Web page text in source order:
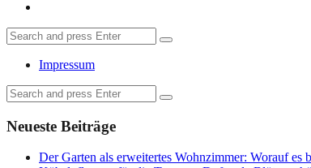
Search
for:
Search
Impressum
Search
for:
Search
Neueste Beiträge
Der Garten als erweitertes Wohnzimmer: Worauf es